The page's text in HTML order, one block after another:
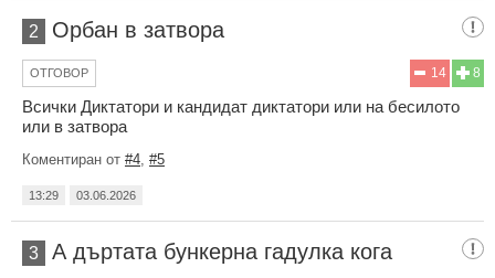
2 Орбан в затвора
8
14
ОТГОВОР
Всички Диктатори и кандидат диктатори или на бесилото
или в затвора
Коментиран от #4 #5
13:29 03.06.2026
3 А дъртата бункерна гадулка кога